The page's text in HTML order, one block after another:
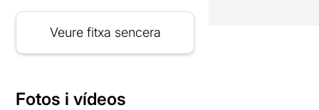
Veure fitxa sencera
Fotos i vídeos